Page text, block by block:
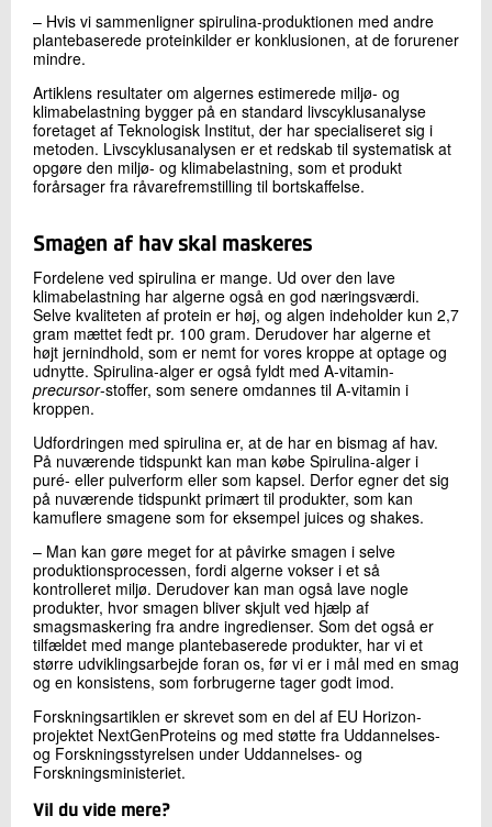
– Hvis vi sammenligner spirulina-produktionen med andre
plantebaserede proteinkilder er konklusionen, at de forurener
mindre.
Artiklens resultater om algernes estimerede miljø- og
klimabelastning bygger på en standard livscyklusanalyse
foretaget af Teknologisk Institut, der har specialiseret sig i
metoden. Livscyklusanalysen er et redskab til systematisk at
opgøre den miljø- og klimabelastning, som et produkt
forårsager fra råvarefremstilling til bortskaffelse.
Smagen af hav skal maskeres
Fordelene ved spirulina er mange. Ud over den lave
klimabelastning har algerne også en god næringsværdi.
Selve kvaliteten af protein er høj, og algen indeholder kun 2,7
gram mættet fedt pr. 100 gram. Derudover har algerne et
højt jernindhold, som er nemt for vores kroppe at optage og
udnytte. Spirulina-alger er også fyldt med A-vitamin-
precursor-stoffer, som senere omdannes til A-vitamin i
kroppen.
Udfordringen med spirulina er, at de har en bismag af hav.
På nuværende tidspunkt kan man købe Spirulina-alger i
puré- eller pulverform eller som kapsel. Derfor egner det sig
på nuværende tidspunkt primært til produkter, som kan
kamuflere smagene som for eksempel juices og shakes.
– Man kan gøre meget for at påvirke smagen i selve
produktionsprocessen, fordi algerne vokser i et så
kontrolleret miljø. Derudover kan man også lave nogle
produkter, hvor smagen bliver skjult ved hjælp af
smagsmaskering fra andre ingredienser. Som det også er
tilfældet med mange plantebaserede produkter, har vi et
større udviklingsarbejde foran os, før vi er i mål med en smag
og en konsistens, som forbrugerne tager godt imod.
Forskningsartiklen er skrevet som en del af EU Horizon-
projektet NextGenProteins og med støtte fra Uddannelses-
og Forskningsstyrelsen under Uddannelses- og
Forskningsministeriet.
Vil du vide mere?